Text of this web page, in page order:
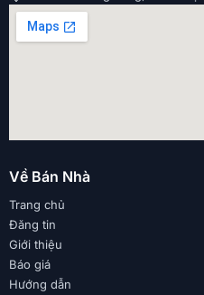
Về Bán Nhà
Trang chủ
Đăng tin
Giới thiệu
Báo giá
Hướng dẫn